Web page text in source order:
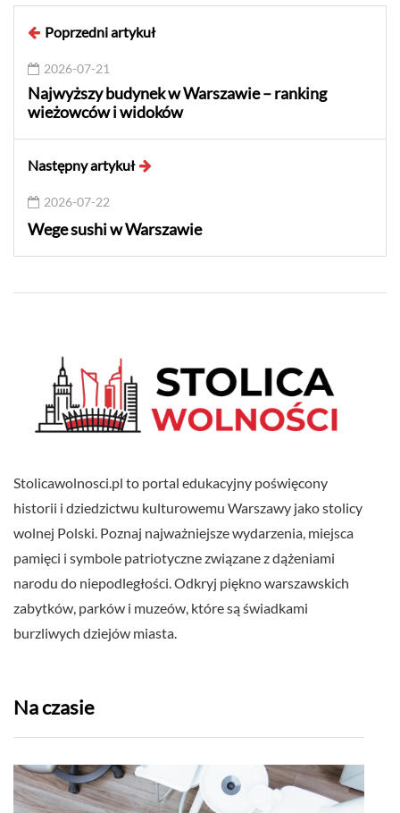
Poprzedni artykuł
2026-07-21
Najwyższy budynek w Warszawie – ranking
wieżowców i widoków
Następny artykuł
2026-07-22
Wege sushi w Warszawie
Stolicawolnosci.pl to portal edukacyjny poświęcony
historii i dziedzictwu kulturowemu Warszawy jako stolicy
wolnej Polski. Poznaj najważniejsze wydarzenia, miejsca
pamięci i symbole patriotyczne związane z dążeniami
narodu do niepodległości. Odkryj piękno warszawskich
zabytków, parków i muzeów, które są świadkami
burzliwych dziejów miasta.
Na czasie